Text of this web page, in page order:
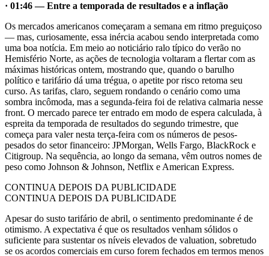
· 01:46 — Entre a temporada de resultados e a inflação
Os mercados americanos começaram a semana em ritmo preguiçoso
— mas, curiosamente, essa inércia acabou sendo interpretada como
uma boa notícia. Em meio ao noticiário ralo típico do verão no
Hemisfério Norte, as ações de tecnologia voltaram a flertar com as
máximas históricas ontem, mostrando que, quando o barulho
político e tarifário dá uma trégua, o apetite por risco retoma seu
curso. As tarifas, claro, seguem rondando o cenário como uma
sombra incômoda, mas a segunda-feira foi de relativa calmaria nesse
front. O mercado parece ter entrado em modo de espera calculada, à
espreita da temporada de resultados do segundo trimestre, que
começa para valer nesta terça-feira com os números de pesos-
pesados do setor financeiro: JPMorgan, Wells Fargo, BlackRock e
Citigroup. Na sequência, ao longo da semana, vêm outros nomes de
peso como Johnson & Johnson, Netflix e American Express.
CONTINUA DEPOIS DA PUBLICIDADE
CONTINUA DEPOIS DA PUBLICIDADE
Apesar do susto tarifário de abril, o sentimento predominante é de
otimismo. A expectativa é que os resultados venham sólidos o
suficiente para sustentar os níveis elevados de valuation, sobretudo
se os acordos comerciais em curso forem fechados em termos menos